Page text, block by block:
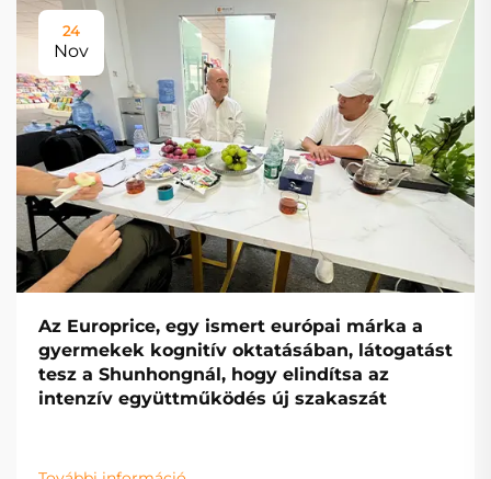
24
Nov
Az Europrice, egy ismert európai márka a
gyermekek kognitív oktatásában, látogatást
tesz a Shunhongnál, hogy elindítsa az
intenzív együttműködés új szakaszát